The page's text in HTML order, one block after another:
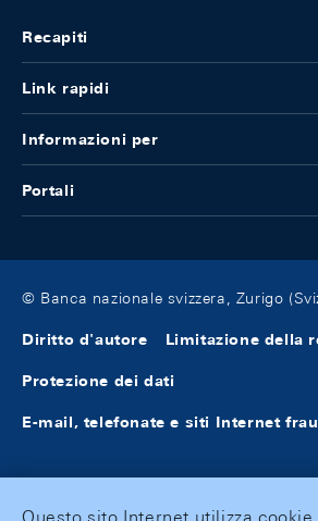
Recapiti
Link rapidi
Informazioni per
Portali
© Banca nazionale svizzera, Zurigo
Diritto d'autore Limitazione della
Protezione dei dati
E-mail, telefonate e siti Internet